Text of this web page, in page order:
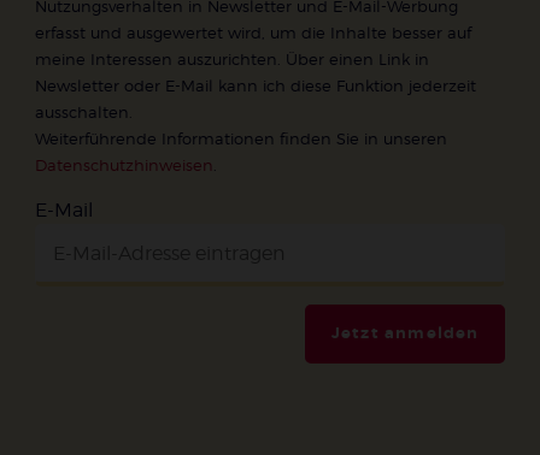
Nutzungsverhalten in Newsletter und E-Mail-Werbung
erfasst und ausgewertet wird, um die Inhalte besser auf
meine Interessen auszurichten. Über einen Link in
Newsletter oder E-Mail kann ich diese Funktion jederzeit
ausschalten.
Weiterführende Informationen finden Sie in unseren
Datenschutzhinweisen.
E-Mail
Jetzt anmelden